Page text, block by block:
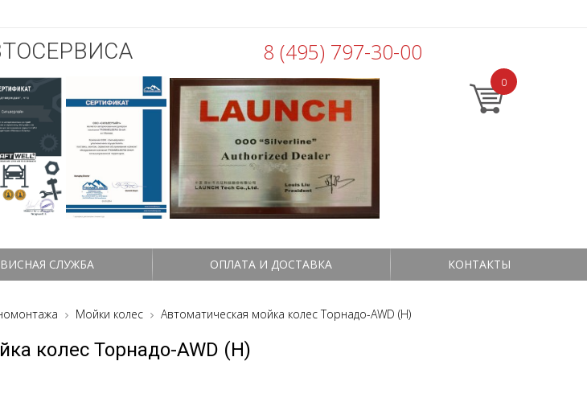
0
8 (495) 797-30-00
СЛУЖБА ОПЛАТА И ДОСТАВКА КОНТАКТЫ
Мойки колес Автоматическая мойка колес Торнадо-AWD (Н)
колес Торнадо-AWD (Н)